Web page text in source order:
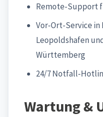
Remote-Support
Vor-Ort-Service in
Leopoldshafen
Württemberg
24/7 Notfall-
Wartung &